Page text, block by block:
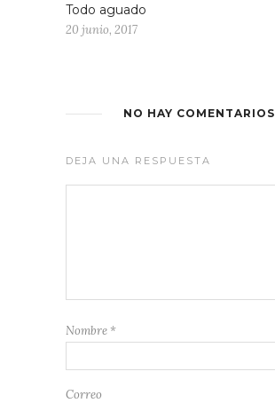
Todo aguado
20 junio, 2017
NO HAY COMENTARIOS
DEJA UNA RESPUESTA
Nombre *
Correo